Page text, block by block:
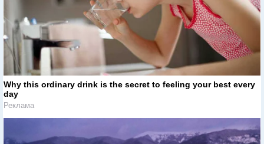
Why this ordinary drink is the secret to feeling your best every
day
Реклама